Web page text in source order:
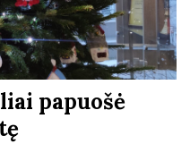
papuošė